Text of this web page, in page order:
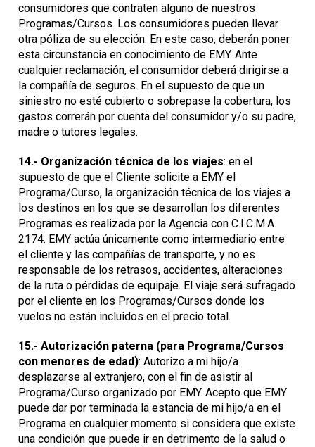
consumidores que contraten alguno de nuestros
Programas/Cursos. Los consumidores pueden llevar
otra póliza de su elección. En este caso, deberán poner
esta circunstancia en conocimiento de EMY. Ante
cualquier reclamación, el consumidor deberá dirigirse a
la compañía de seguros. En el supuesto de que un
siniestro no esté cubierto o sobrepase la cobertura, los
gastos correrán por cuenta del consumidor y/o su padre,
madre o tutores legales.
14.- Organización técnica de los viajes: en el
supuesto de que el Cliente solicite a EMY el
Programa/Curso, la organización técnica de los viajes a
los destinos en los que se desarrollan los diferentes
Programas es realizada por la Agencia con C.I.C.M.A.
2174. EMY actúa únicamente como intermediario entre
el cliente y las compañías de transporte, y no es
responsable de los retrasos, accidentes, alteraciones
de la ruta o pérdidas de equipaje. El viaje será sufragado
por el cliente en los Programas/Cursos donde los
vuelos no están incluidos en el precio total.
15.- Autorización paterna (para Programa/Cursos
con menores de edad): Autorizo a mi hijo/a
desplazarse al extranjero, con el fin de asistir al
Programa/Curso organizado por EMY. Acepto que EMY
puede dar por terminada la estancia de mi hijo/a en el
Programa en cualquier momento si considera que existe
una condición que puede ir en detrimento de la salud o